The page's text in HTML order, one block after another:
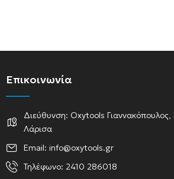
Επικοινωνία
Διεύθυνση: Oxytools
Λάρισα
Email: info@oxytools.gr
Τηλέφωνο: 2410 286018